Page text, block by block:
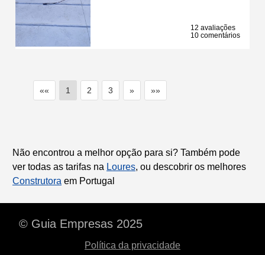
12 avaliações
10 comentários
«« 1 2 3 » »»
Não encontrou a melhor opção para si? Também pode
ver todas as tarifas na Loures, ou descobrir os melhores
Construtora em Portugal
© Guia Empresas 2025
Política da privacidade